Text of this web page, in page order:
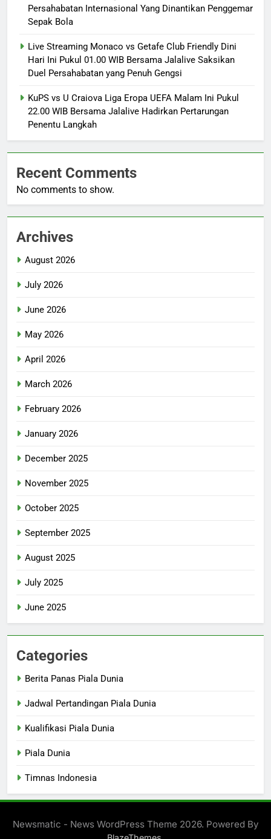
Persahabatan Internasional Yang Dinantikan Penggemar
Sepak Bola
Live Streaming Monaco vs Getafe Club Friendly Dini
Hari Ini Pukul 01.00 WIB Bersama Jalalive Saksikan
Duel Persahabatan yang Penuh Gengsi
KuPS vs U Craiova Liga Eropa UEFA Malam Ini Pukul
22.00 WIB Bersama Jalalive Hadirkan Pertarungan
Penentu Langkah
Recent Comments
No comments to show.
Archives
August 2026
July 2026
June 2026
May 2026
April 2026
March 2026
February 2026
January 2026
December 2025
November 2025
October 2025
September 2025
August 2025
July 2025
June 2025
Categories
Berita Panas Piala Dunia
Jadwal Pertandingan Piala Dunia
Kualifikasi Piala Dunia
Piala Dunia
Timnas Indonesia
Newsmatic - News WordPress Theme 2026. Powered By